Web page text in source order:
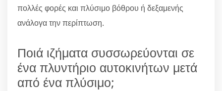
πολλές φορές και πλύσιμο βόθρου ή δεξαμενής
ανάλογα την περίπτωση.
Ποιά ιζήματα συσσωρεύονται σε
ένα πλυντήριο αυτοκινήτων μετά
από ένα πλύσιμο;